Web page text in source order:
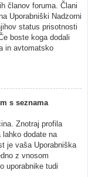
članov foruma. Člani
Uporabniški Nadzorni
status prisotnosti
boste koga dodali
in avtomatsko
s seznama
Znotraj profila
dodate na
je vaša Uporabniška
z vnosom
uporabnike tudi